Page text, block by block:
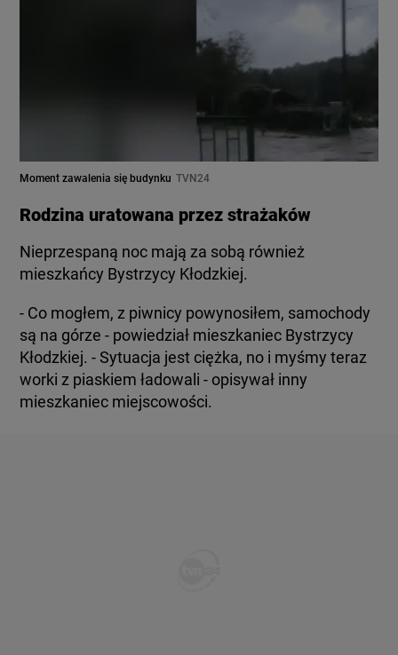
Moment zawalenia się budynku TVN24
Rodzina uratowana przez strażaków
Nieprzespaną noc mają za sobą również
mieszkańcy Bystrzycy Kłodzkiej.
- Co mogłem, z piwnicy powynosiłem, samochody
są na górze - powiedział mieszkaniec Bystrzycy
Kłodzkiej. - Sytuacja jest ciężka, no i myśmy teraz
worki z piaskiem ładowali - opisywał inny
mieszkaniec miejscowości.